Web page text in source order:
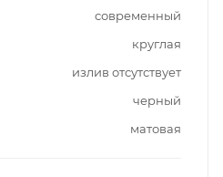
современный
круглая
излив отсутствует
черный
матовая